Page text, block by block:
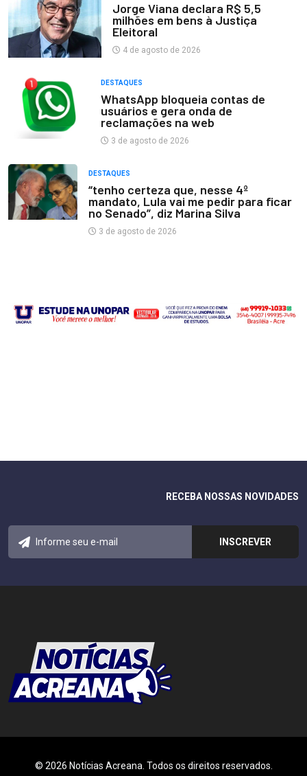
Jorge Viana declara R$ 5,5
milhões em bens à Justiça
Eleitoral
4 de agosto de 2026
DESTAQUES
WhatsApp bloqueia contas de
usuários e gera onda de
reclamações na web
3 de agosto de 2026
DESTAQUES
“tenho certeza que, nesse 4º
mandato, Lula vai me pedir para ficar
no Senado”, diz Marina Silva
3 de agosto de 2026
RECEBA NOSSAS NOVIDADES
© 2026 Notícias Acreana. Todos os direitos reservados.